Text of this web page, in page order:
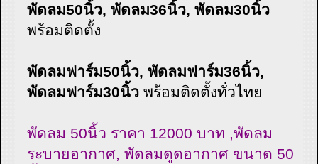
พัดลม50นิ้ว, พัดลม36นิ้ว, พัดลม30นิ้ว
พร้อมติดตั้ง
พัดลมฟาร์ม50นิ้ว, พัดลมฟาร์ม36นิ้ว,
พัดลมฟาร์ม30นิ้วพร้อมติดตั้งทั่วไทย
พัดลม 50นิ้ว ราคา 12000 บาท ,พัดลม
ระบายอากาศ, พัดลมดูดอากาศ ขนาด 50